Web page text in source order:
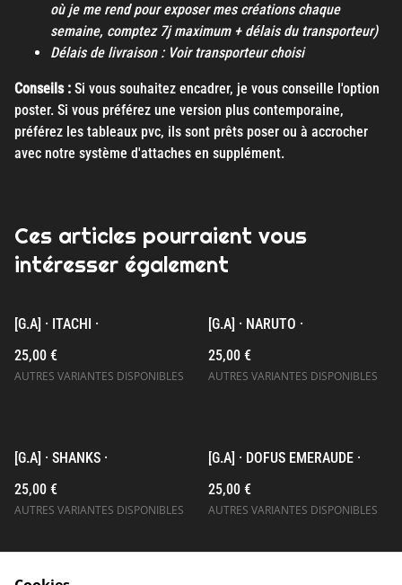
où je me rend pour exposer mes créations chaque
semaine, comptez 7j maximum + délais du transporteur)
Délais de livraison : Voir transporteur choisi
Conseils : Si vous souhaitez encadrer, je vous conseille l'option
poster. Si vous préférez une version plus contemporaine,
préférez les tableaux pvc, ils sont prêts poser ou à accrocher
avec notre système d'attaches en supplément.
Ces articles pourraient vous
intéresser également
[G.A] · ITACHI ·
25,00 €
AUTRES VARIANTES DISPONIBLES
[G.A] · NARUTO ·
25,00 €
AUTRES VARIANTES DISPONIBLES
[G.A] · SHANKS ·
25,00 €
AUTRES VARIANTES DISPONIBLES
[G.A] · DOFUS EMERAUDE ·
25,00 €
AUTRES VARIANTES DISPONIBLES